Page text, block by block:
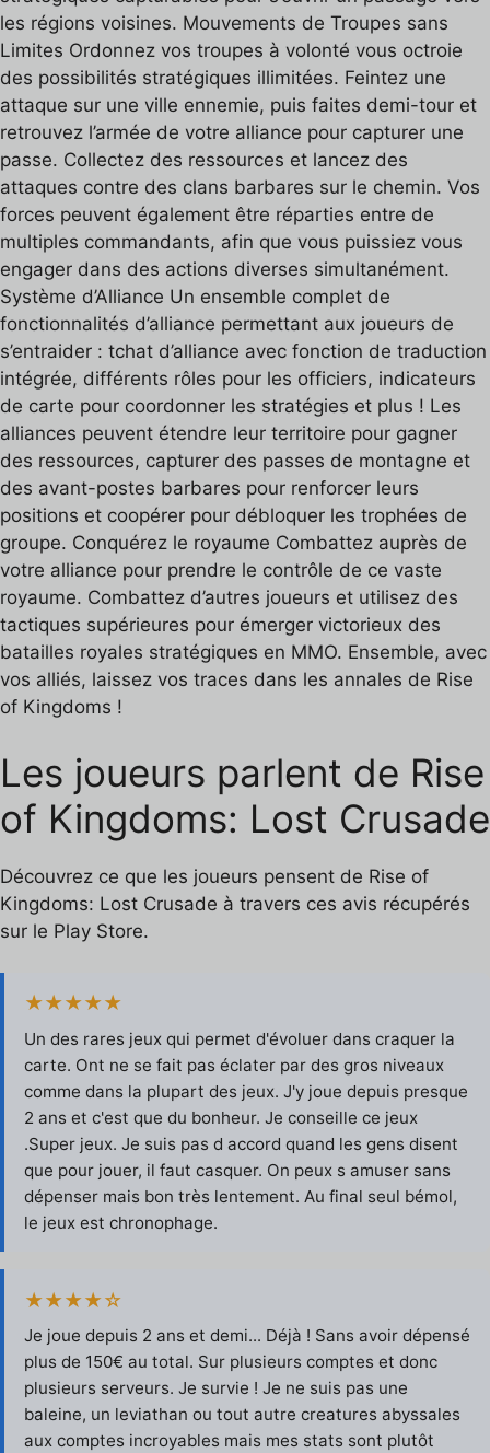
les régions voisines. Mouvements de Troupes sans
Limites Ordonnez vos troupes à volonté vous octroie
des possibilités stratégiques illimitées. Feintez une
attaque sur une ville ennemie, puis faites demi-tour et
retrouvez l’armée de votre alliance pour capturer une
passe. Collectez des ressources et lancez des
attaques contre des clans barbares sur le chemin. Vos
forces peuvent également être réparties entre de
multiples commandants, afin que vous puissiez vous
engager dans des actions diverses simultanément.
Système d’Alliance Un ensemble complet de
fonctionnalités d’alliance permettant aux joueurs de
s’entraider : tchat d’alliance avec fonction de traduction
intégrée, différents rôles pour les officiers, indicateurs
de carte pour coordonner les stratégies et plus ! Les
alliances peuvent étendre leur territoire pour gagner
des ressources, capturer des passes de montagne et
des avant-postes barbares pour renforcer leurs
positions et coopérer pour débloquer les trophées de
groupe. Conquérez le royaume Combattez auprès de
votre alliance pour prendre le contrôle de ce vaste
royaume. Combattez d’autres joueurs et utilisez des
tactiques supérieures pour émerger victorieux des
batailles royales stratégiques en MMO. Ensemble, avec
vos alliés, laissez vos traces dans les annales de Rise
of Kingdoms !
Les joueurs parlent de Rise
of Kingdoms: Lost Crusade
Découvrez ce que les joueurs pensent de Rise of
Kingdoms: Lost Crusade à travers ces avis récupérés
sur le Play Store.
★★★★★
Un des rares jeux qui permet d'évoluer dans craquer la
carte. Ont ne se fait pas éclater par des gros niveaux
comme dans la plupart des jeux. J'y joue depuis presque
2 ans et c'est que du bonheur. Je conseille ce jeux
.Super jeux. Je suis pas d accord quand les gens disent
que pour jouer, il faut casquer. On peux s amuser sans
dépenser mais bon très lentement. Au final seul bémol,
le jeux est chronophage.
★★★★☆
Je joue depuis 2 ans et demi... Déjà ! Sans avoir dépensé
plus de 150€ au total. Sur plusieurs comptes et donc
plusieurs serveurs. Je survie ! Je ne suis pas une
baleine, un leviathan ou tout autre creatures abyssales
aux comptes incroyables mais mes stats sont plutôt